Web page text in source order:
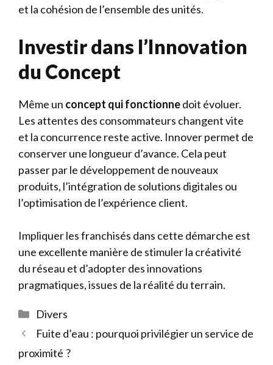
et la cohésion de l’ensemble des unités.
Investir dans l’Innovation
du Concept
Même un concept qui fonctionnedoit évoluer.
Les attentes des consommateurs changent vite
et la concurrence reste active. Innover permet de
conserver une longueur d’avance. Cela peut
passer par le développement de nouveaux
produits, l’intégration de solutions digitales ou
l’optimisation de l’expérience client.
Impliquer les franchisés dans cette démarche est
une excellente manière de stimuler la créativité
du réseau et d’adopter des innovations
pragmatiques, issues de la réalité du terrain.
Catégories
Divers
Fuite d’eau : pourquoi privilégier un service de
proximité ?